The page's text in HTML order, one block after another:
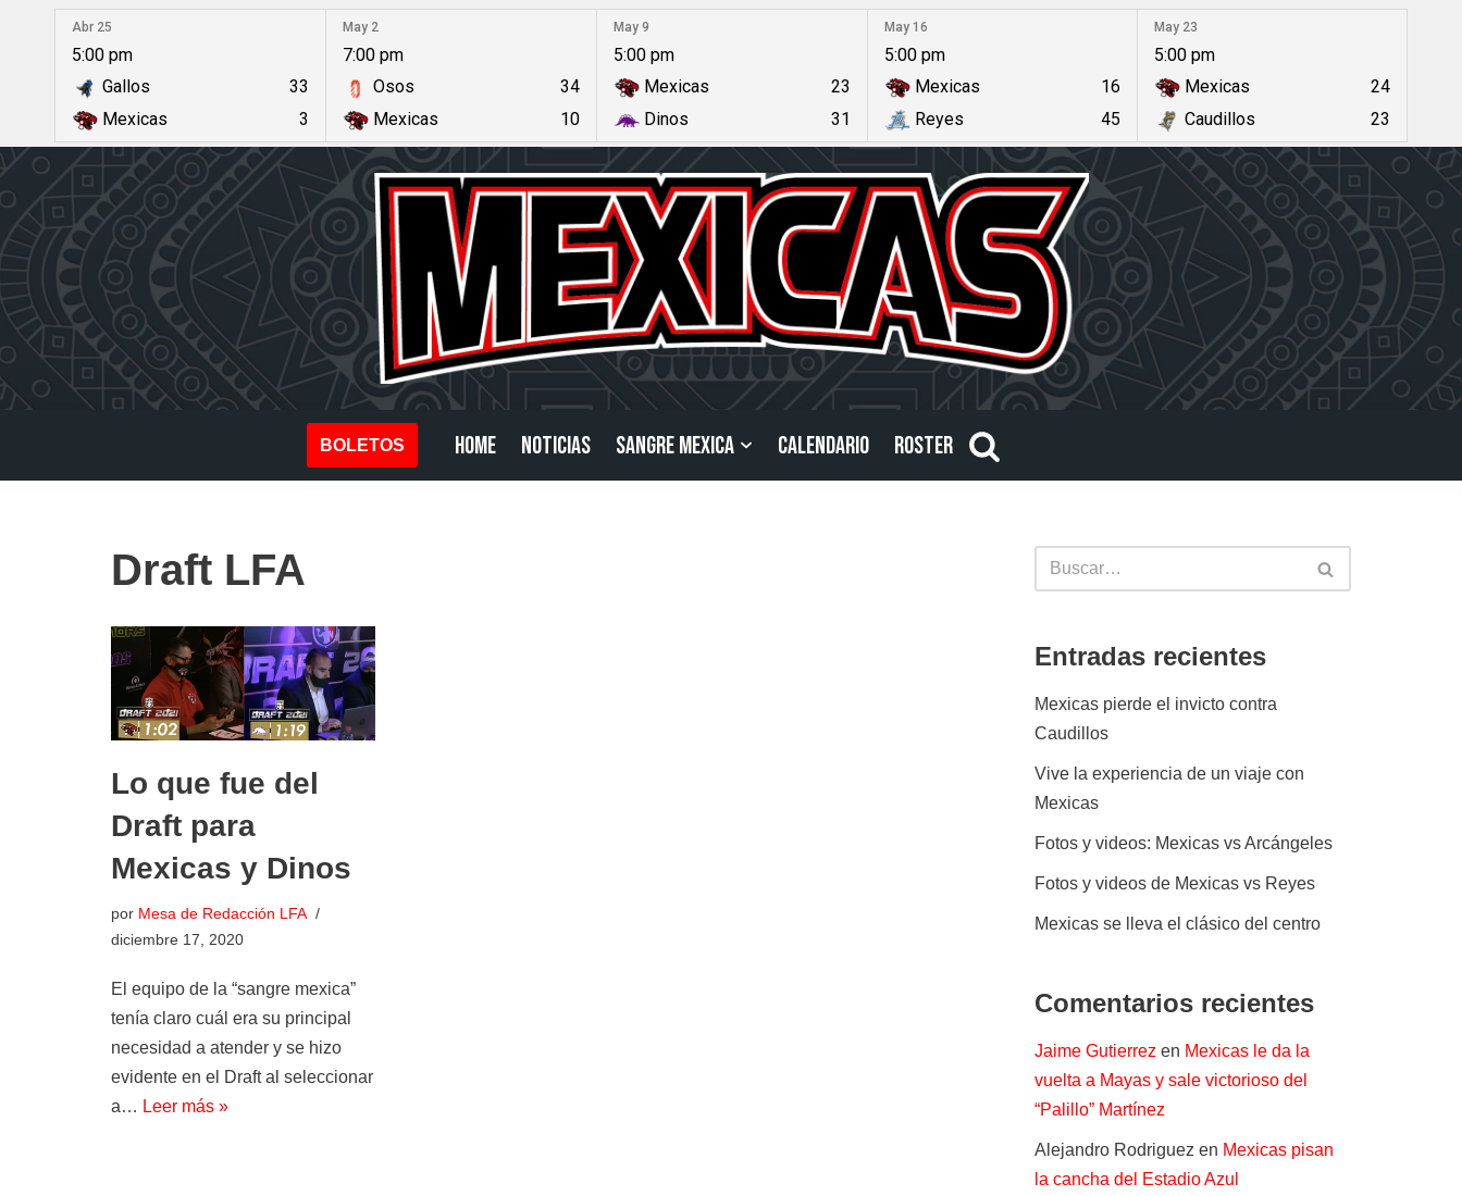
contenido
Abr 25
5:00 pm
Gallos
33
Mexicas
3
May 2
7:00 pm
Osos
34
Mexicas
10
May 9
5:00 pm
Mexicas
23
Dinos
31
May 16
5:00 pm
Mexicas
16
Reyes
45
May 23
5:00 pm
Mexicas
24
Caudillos
23
BOLETOS HOME NOTICIAS SANGRE MEXICA CALENDARIO ROSTER
Draft LFA
Lo que fue del
Draft para
Mexicas y Dinos
por Mesa de Redacción LFA
diciembre 17, 2020
El equipo de la “sangre mexica”
tenía claro cuál era su principal
necesidad a atender y se hizo
evidente en el Draft al seleccionar
a… Leer más »
Entradas recientes
Mexicas pierde el invicto contra
Caudillos
Vive la experiencia de un viaje con
Mexicas
Fotos y videos: Mexicas vs Arcángeles
Fotos y videos de Mexicas vs Reyes
Mexicas se lleva el clásico del centro
Comentarios recientes
Jaime Gutierrez en Mexicas le da la
vuelta a Mayas y sale victorioso del
“Palillo” Martínez
Alejandro Rodriguez en Mexicas pisan
la cancha del Estadio Azul